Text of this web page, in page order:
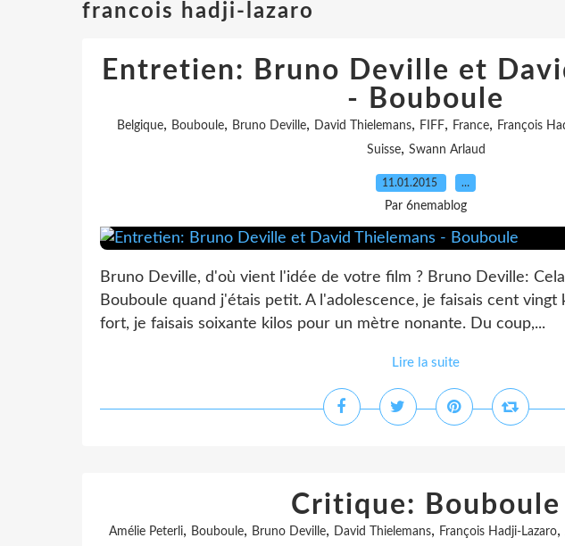
francois hadji-lazaro
Entretien: Bruno Deville et
- Bouboule
Belgique, Bouboule, Bruno Deville, David Thielemans, FIFF, France, François
Suisse, Swann Arlaud
11.01.2015 …
Par 6nemablog
Bruno Deville, d'où vient l'idée de votre film ? Bruno Deville:
Bouboule quand j'étais petit. A l'adolescence, je faisais cent vingt
fort, je faisais soixante kilos pour un mètre nonante. Du coup,...
Lire la suite
Critique: Bouboule
Amélie Peterli, Bouboule, Bruno Deville, David Thielemans, François Hadji-Lazaro,